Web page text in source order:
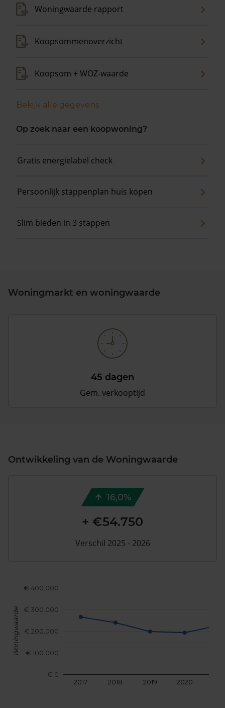
Woningwaarde rapport
Koopsommenoverzicht
Koopsom + WOZ-waarde
Bekijk alle gegevens
Op zoek naar een koopwoning?
Gratis energielabel check
Persoonlijk stappenplan huis kopen
Slim bieden in 3 stappen
Woningmarkt en woningwaarde
45 dagen
Gem. verkooptijd
Ontwikkeling van de Woningwaarde
2017 2018 2019 2020
€ 0
€ 100.000
€ 200.000
€ 300.000
€ 400.000
Woningwaarde
16,0%
+ €54.750
Verschil 2025 - 2026